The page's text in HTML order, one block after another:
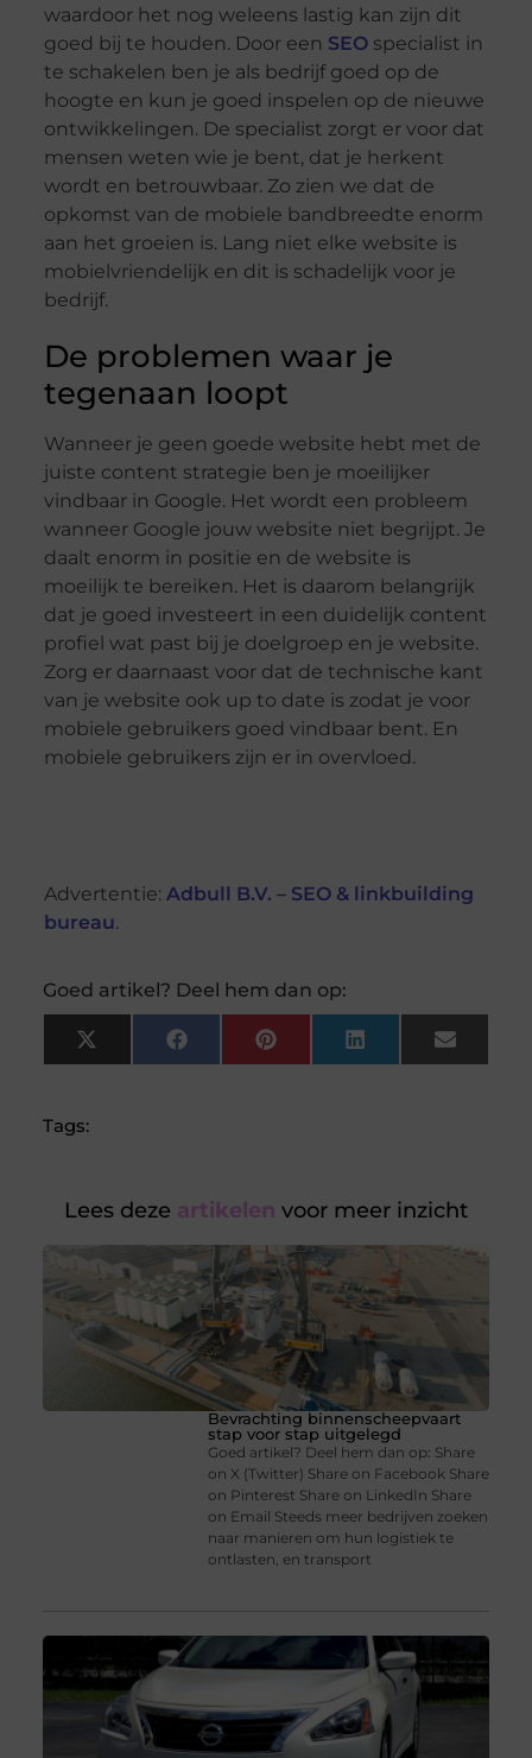
waardoor het nog weleens lastig kan zijn dit
goed bij te houden. Door een SEOspecialist in
te schakelen ben je als bedrijf goed op de
hoogte en kun je goed inspelen op de nieuwe
ontwikkelingen. De specialist zorgt er voor dat
mensen weten wie je bent, dat je herkent
wordt en betrouwbaar. Zo zien we dat de
opkomst van de mobiele bandbreedte enorm
aan het groeien is. Lang niet elke website is
mobielvriendelijk en dit is schadelijk voor je
bedrijf.
De problemen waar je
tegenaan loopt
Wanneer je geen goede website hebt met de
juiste content strategie ben je moeilijker
vindbaar in Google. Het wordt een probleem
wanneer Google jouw website niet begrijpt. Je
daalt enorm in positie en de website is
moeilijk te bereiken. Het is daarom belangrijk
dat je goed investeert in een duidelijk content
profiel wat past bij je doelgroep en je website.
Zorg er daarnaast voor dat de technische kant
van je website ook up to date is zodat je voor
mobiele gebruikers goed vindbaar bent. En
mobiele gebruikers zijn er in overvloed.
Advertentie: Adbull B.V. – SEO & linkbuilding
bureau.
Goed artikel? Deel hem dan op:
X
(Twitter)
FacebookPinterest LinkedIn Email
Tags:
Lees deze artikelen voor meer inzicht
Bevrachting binnenscheepvaart
stap voor stap uitgelegd
Goed artikel? Deel hem dan op: Share
on X (Twitter) Share on Facebook Share
on Pinterest Share on LinkedIn Share
on Email Steeds meer bedrijven zoeken
naar manieren om hun logistiek te
ontlasten, en transport